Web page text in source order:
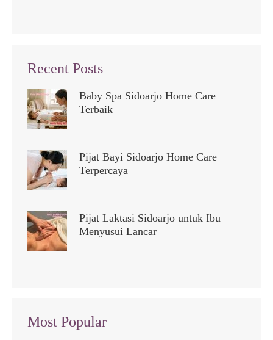
Recent Posts
Baby Spa Sidoarjo Home Care
Terbaik
Pijat Bayi Sidoarjo Home Care
Terpercaya
Pijat Laktasi Sidoarjo untuk Ibu
Menyusui Lancar
Most Popular